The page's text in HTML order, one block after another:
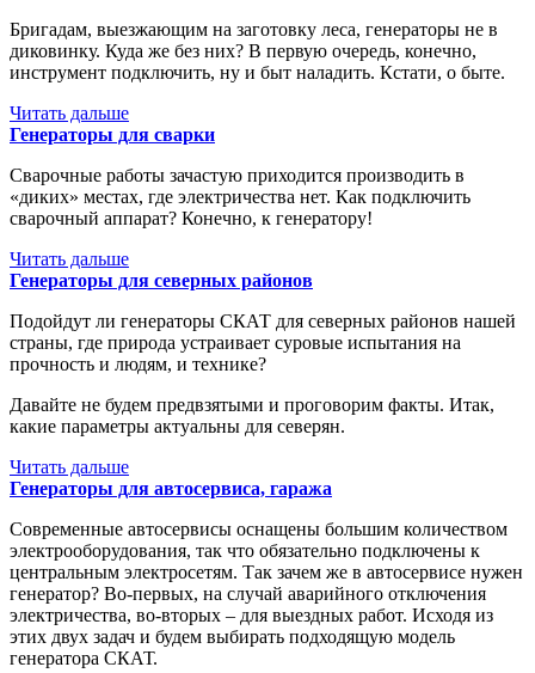
Бригадам, выезжающим на заготовку леса, генераторы не в
диковинку. Куда же без них? В первую очередь, конечно,
инструмент подключить, ну и быт наладить. Кстати, о быте.
Читать дальше
Генераторы для сварки
Сварочные работы зачастую приходится производить в
«диких» местах, где электричества нет. Как подключить
сварочный аппарат? Конечно, к генератору!
Читать дальше
Генераторы для северных районов
Подойдут ли генераторы СКАТ для северных районов нашей
страны, где природа устраивает суровые испытания на
прочность и людям, и технике?
Давайте не будем предвзятыми и проговорим факты. Итак,
какие параметры актуальны для северян.
Читать дальше
Генераторы для автосервиса, гаража
Современные автосервисы оснащены большим количеством
электрооборудования, так что обязательно подключены к
центральным электросетям. Так зачем же в автосервисе нужен
генератор? Во-первых, на случай аварийного отключения
электричества, во-вторых – для выездных работ. Исходя из
этих двух задач и будем выбирать подходящую модель
генератора СКАТ.